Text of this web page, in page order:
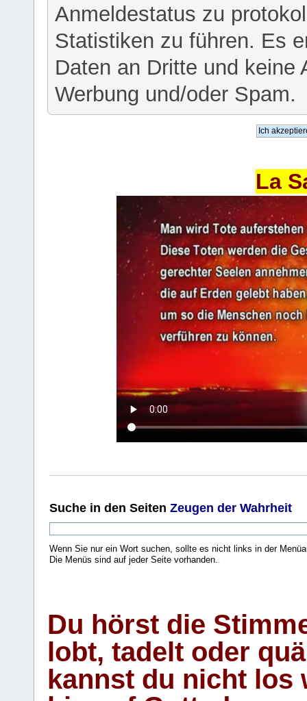
Anmeldestatus zu
Statistiken zu führen. Es
Daten an Dritte und keine
Werbung und/oder Spam.
La
Suche in den Seiten Zeugen der Wahrheit
Wenn Sie nur ein Wort suchen, sollte es nicht links in der
Die Menüs sind auf jeder Seite vorhanden..
Du hörst die
lobt, tadelt oder
kannst du nicht los